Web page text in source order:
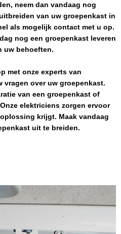
neem dan vandaag nog
van uw groepenkast in
als mogelijk contact met u op.
nog een groepenkast leveren
uw behoeften.
met onze experts van
vragen over uw groepenkast.
van een groepenkast of
elektriciens zorgen ervoor
krijgt. Maak vandaag
uit te breiden.